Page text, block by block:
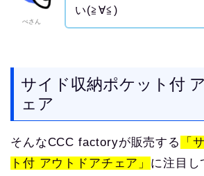
ぺさん
い(≧∀≦)
サイド収納ポケット付
ェア
そんなCCC factoryが販売する
「
ト付 アウトドアチェア」 に注目し